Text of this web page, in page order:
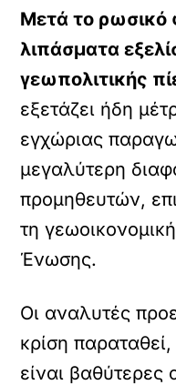
Μετά το ρωσικό
λιπάσματα
γεωπολιτικής
εξετάζει ήδη
εγχώριας
μεγαλύτερη
προμηθευτών,
τη
Ένωσης.
Οι αναλυτές
κρίση
είναι